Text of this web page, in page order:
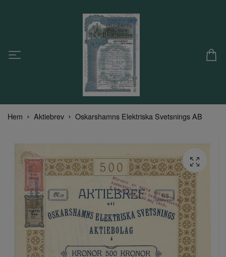
Hem Aktiebrev Oskarshamns Elektriska Svetsnings AB